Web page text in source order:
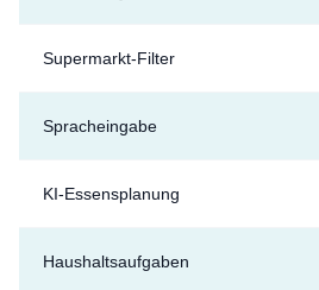
Supermarkt-Filter
Spracheingabe
KI-Essensplanung
Haushaltsaufgaben